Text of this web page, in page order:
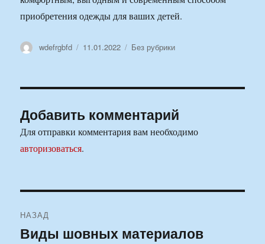
приобретения одежды для ваших детей.
Автор
wdefrgbfd Опубликовано
11.01.2022 Рубрики
Без рубрики
Добавить комментарий
Для отправки комментария вам необходимо
авторизоваться.
по
НАЗАД
Предыдущая
Виды шовных материалов